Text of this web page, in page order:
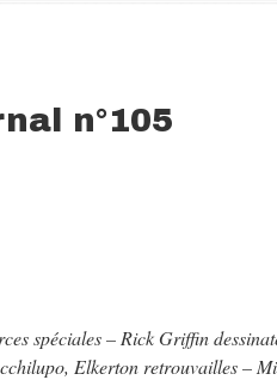
n°105
spéciales – Rick Griffin
Elkerton retrouvailles –